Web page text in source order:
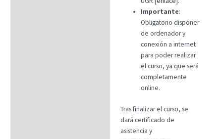
Importante:
Obligatorio disponer
de ordenador y
conexión a internet
para poder realizar
el curso, ya que será
completamente
online.
Tras finalizar el curso, se
dará certificado de
asistencia y